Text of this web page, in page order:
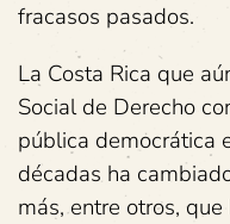
fracasos pasados.
La Costa Rica que
Social de Derecho
pública democrática
décadas ha
más, entre otros,